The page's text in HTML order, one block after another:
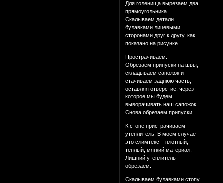
Для голенища вырезаем два
прямоугольника.
Скалываем детали
булавками лицевыми
сторонами друг к другу, как
показано на рисунке.
Прострачиваем.
Обрезаем припуски на швы,
складываем сапожок и
стачиваем заднюю часть,
оставляя отверстие, через
которое мы будем
выворачивать наш сапожок.
Снова обрезаем припуски.
К стопе пристрачиваем
утеплитель. В моем случае
это слимтекс – плотный,
теплый, мягкий материал.
Лишний утеплитель
обрезаем.
Скалываем булавками стопу